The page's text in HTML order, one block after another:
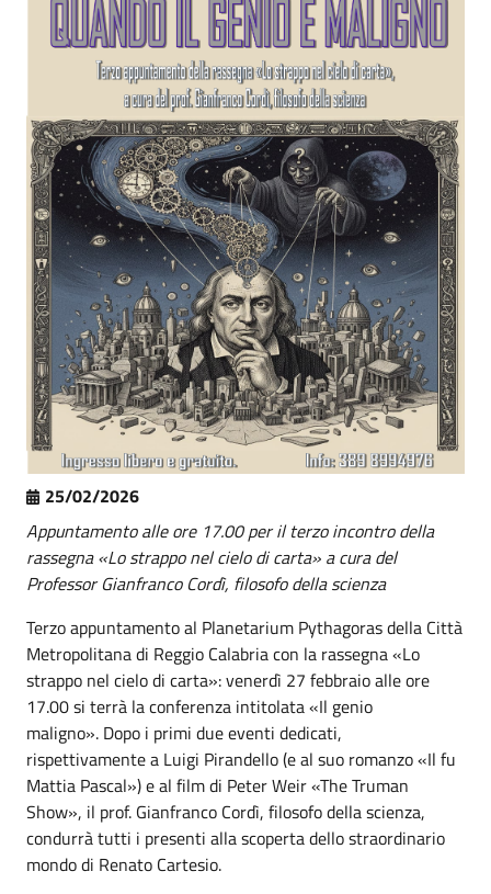
25/02/2026
Appuntamento alle ore 17.00 per il terzo incontro della
rassegna «Lo strappo nel cielo di carta» a cura del
Professor Gianfranco Cordì, filosofo della scienza
Terzo appuntamento al Planetarium Pythagoras della Città
Metropolitana di Reggio Calabria con la rassegna «Lo
strappo nel cielo di carta»: venerdì 27 febbraio alle ore
17.00 si terrà la conferenza intitolata «Il genio
maligno». Dopo i primi due eventi dedicati,
rispettivamente a Luigi Pirandello (e al suo romanzo «Il fu
Mattia Pascal») e al film di Peter Weir «The Truman
Show», il prof. Gianfranco Cordì, filosofo della scienza,
condurrà tutti i presenti alla scoperta dello straordinario
mondo di Renato Cartesio.